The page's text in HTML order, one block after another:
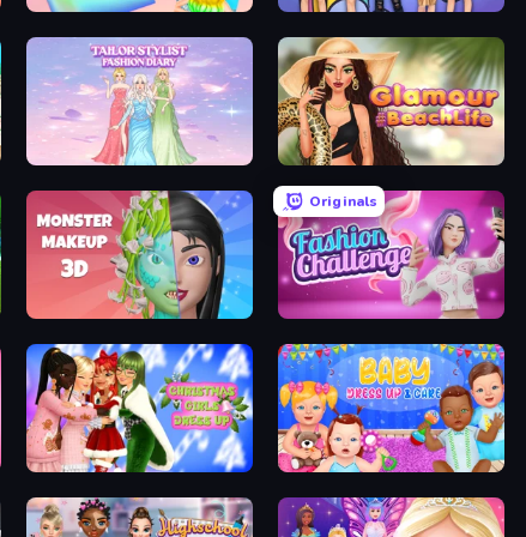
Holographic Trends College Girls Team Makeover
Tailor Stylist: Fashion Diary Glamour Beach Life
Monster Makeup 3D
Originals
Christmas Girls Dress Up Baby Dress Up